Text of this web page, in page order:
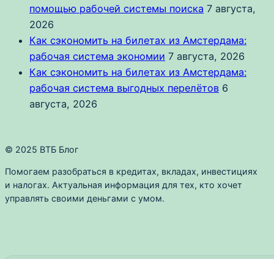
помощью рабочей системы поиска 7 августа,
2026
Как сэкономить на билетах из Амстердама:
рабочая система экономии 7 августа, 2026
Как сэкономить на билетах из Амстердама:
рабочая система выгодных перелётов 6
августа, 2026
© 2025 ВТБ Блог
Помогаем разобраться в кредитах, вкладах, инвестициях
и налогах. Актуальная информация для тех, кто хочет
управлять своими деньгами с умом.